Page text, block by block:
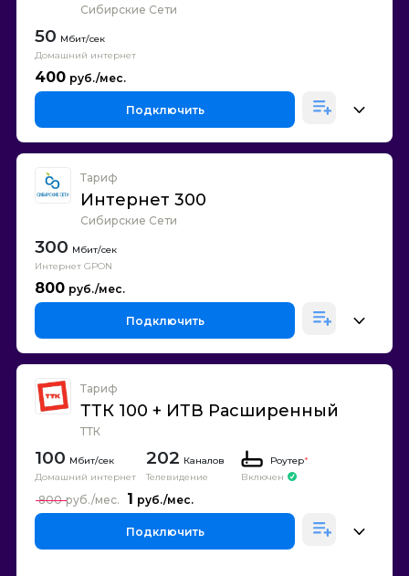
Сибирские Сети
50
Домашний интернет
400
Подключить
Тариф
Интернет 300
Сибирские Сети
300
Интернет GPON
800
Подключить
Тариф
ТТК 100 + ИТВ Расширенный
ТТК
100
Домашний интернет
202 Каналов
Телевидение
Роутер*
Включен
1
800
Подключить